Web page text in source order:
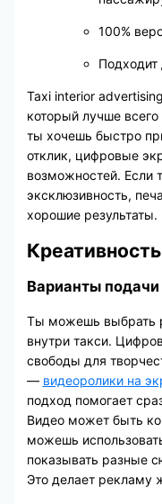
100%
Taxi interior
который лучше
ты хочешь быстро
отклик, цифровые
возможностей. Если
эксклюзивность,
хорошие результаты.
Креативность
Варианты подачи
Ты можешь выбрать
внутри такси.
свободы для
— видеоролики на
подход помогает
Видео может быть
можешь
показывать разные
Это делает рекламу